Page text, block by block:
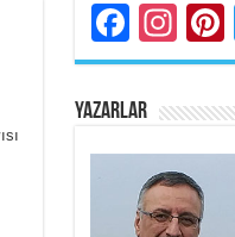
YAZARLAR